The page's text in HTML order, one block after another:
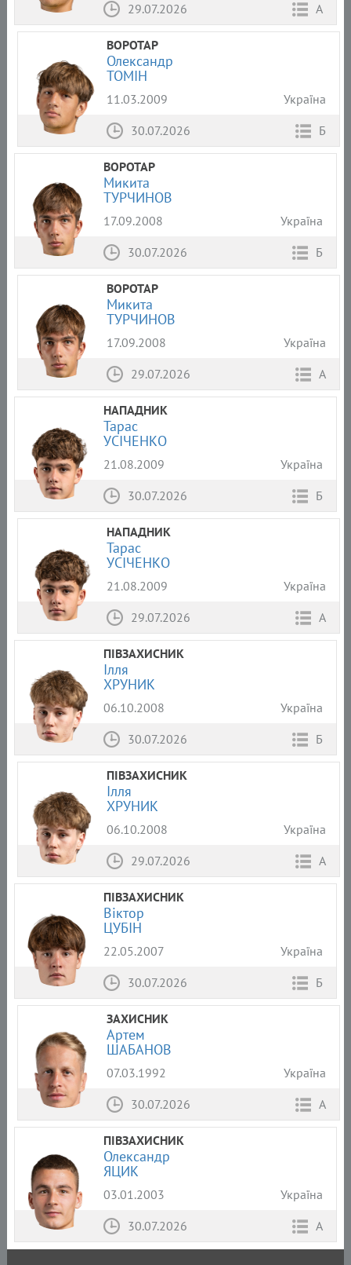
29.07.2026
А
ВОРОТАР
Олександр
ТОМІН
11.03.2009
Україна
30.07.2026
Б
ВОРОТАР
Микита
ТУРЧИНОВ
17.09.2008
Україна
30.07.2026
Б
ВОРОТАР
Микита
ТУРЧИНОВ
17.09.2008
Україна
29.07.2026
А
НАПАДНИК
Тарас
УСІЧЕНКО
21.08.2009
Україна
30.07.2026
Б
НАПАДНИК
Тарас
УСІЧЕНКО
21.08.2009
Україна
29.07.2026
А
ПІВЗАХИСНИК
Ілля
ХРУНИК
06.10.2008
Україна
30.07.2026
Б
ПІВЗАХИСНИК
Ілля
ХРУНИК
06.10.2008
Україна
29.07.2026
А
ПІВЗАХИСНИК
Віктор
ЦУБІН
22.05.2007
Україна
30.07.2026
Б
ЗАХИСНИК
Артем
ШАБАНОВ
07.03.1992
Україна
30.07.2026
А
ПІВЗАХИСНИК
Олександр
ЯЦИК
03.01.2003
Україна
30.07.2026
А